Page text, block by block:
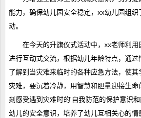
能力，确保幼儿园安全稳定，xx幼儿园组织
动。
在今天的升旗仪式活动中，xx老师利
进行互动式交流，根据幼儿年龄特点，通
了解到当灾难来临时的各种应急方法，使
灾难，要沉着冷静，用智慧和胆量迎接生
刻感受遇到灾难时的'自我防范的保护意识
幼儿的安全意识，培养了幼儿互相关心的情